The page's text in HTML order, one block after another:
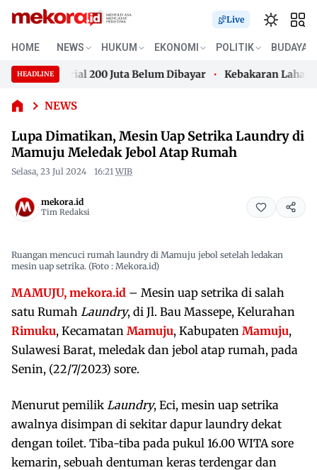
Live
HOME NEWS HUKUM EKONOMI POLITIK BUDAYA
HEADLINE
Material 200 Juta Belum Dibayar Kebakaran Lahan di
Material 200 Juta Belum Dibayar
NEWS
Lupa
Mesin Uap
Laundry di
Meledak
Jebol Atap
Rumah
Lupa Dimatikan, Mesin Uap Setrika Laundry di
Mamuju Meledak Jebol Atap Rumah
Selasa, 23 Jul 2024 16:21 WIB
mekora.id
Tim Redaksi
Ruangan mencuci rumah laundry di Mamuju jebol setelah ledakan
mesin uap setrika. (Foto : Mekora.id)
MAMUJU, mekora.id – Mesin uap setrika di salah
satu Rumah Laundry, di Jl. Bau Massepe, Kelurahan
Rimuku, Kecamatan Mamuju, Kabupaten Mamuju,
Sulawesi Barat, meledak dan jebol atap rumah, pada
Senin, (22/7/2023) sore.
Menurut pemilik Laundry, Eci, mesin uap setrika
awalnya disimpan di sekitar dapur laundry dekat
dengan toilet. Tiba-tiba pada pukul 16.00 WITA sore
kemarin, sebuah dentuman keras terdengar dan